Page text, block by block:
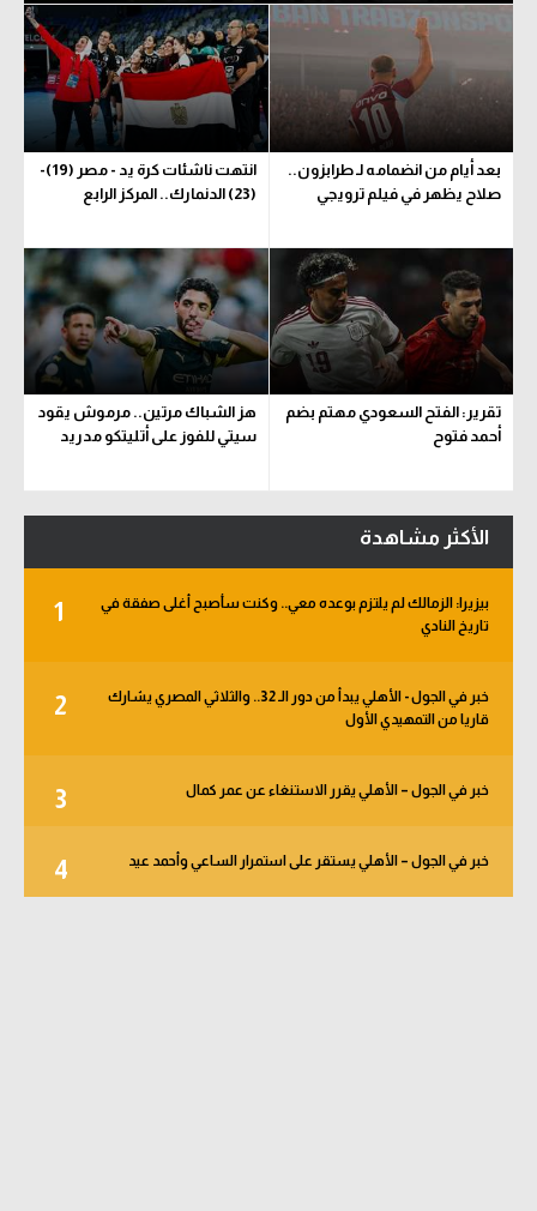
بعد أيام من انضمامه لـ طرابزون..
صلاح يظهر في فيلم ترويجي
انتهت ناشئات كرة يد - مصر (19)-
(23) الدنمارك.. المركز الرابع
تقرير: الفتح السعودي مهتم بضم
أحمد فتوح
هز الشباك مرتين.. مرموش يقود
سيتي للفوز على أتليتكو مدريد
الأكثر مشاهدة
1
بيزيرا: الزمالك لم يلتزم بوعده معي.. وكنت سأصبح أغلى صفقة في
تاريخ النادي
2
خبر في الجول - الأهلي يبدأ من دور الـ 32.. والثلاثي المصري يشارك
قاريا من التمهيدي الأول
3 خبر في الجول – الأهلي يقرر الاستنغاء عن عمر كمال
4 خبر في الجول – الأهلي يستقر على استمرار الساعي وأحمد عيد